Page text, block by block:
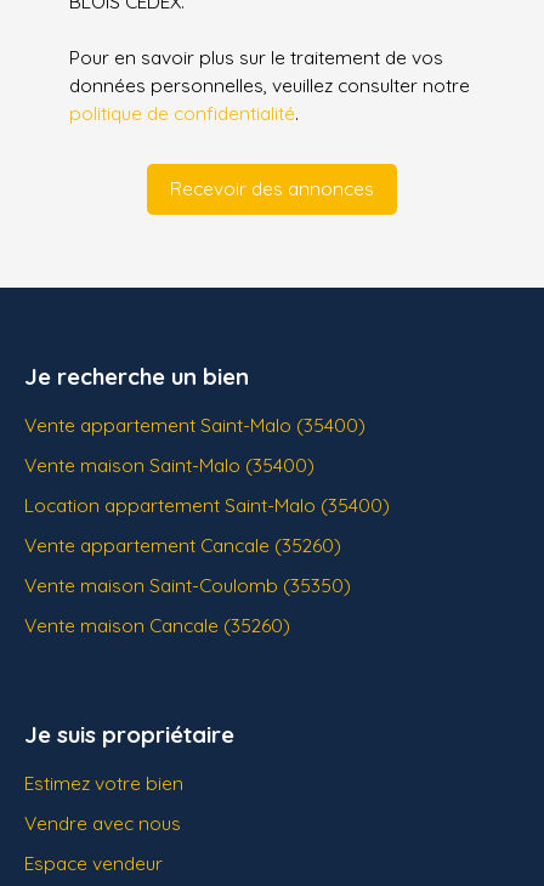
Pour en savoir plus sur le traitement de vos
données personnelles, veuillez consulter notre
politique de confidentialité.
Recevoir des annonces
Je recherche un bien
Vente appartement Saint-Malo (35400)
Vente maison Saint-Malo (35400)
Location appartement Saint-Malo (35400)
Vente appartement Cancale (35260)
Vente maison Saint-Coulomb (35350)
Vente maison Cancale (35260)
Je suis propriétaire
Estimez votre bien
Vendre avec nous
Espace vendeur